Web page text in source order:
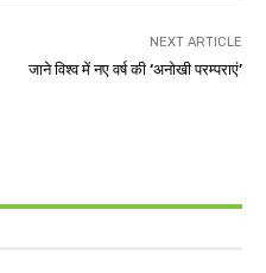
NEXT ARTICLE
जाने विश्व में नए वर्ष की ‘अनोखी परम्पराएं’